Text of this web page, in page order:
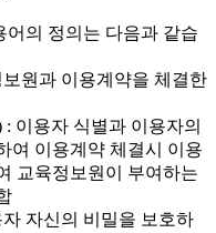
어의 정의는 다음과 같습
원과 이용계약을 체결한
이용자 식별과 이용자의
여 이용계약 체결시 이용
교육정보원이 부여하는
자신의 비밀을 보호하